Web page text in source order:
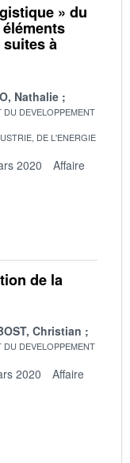
» du
suites à
Nathalie
DEVELOPPEMENT
DE L'ENERGIE
2020
Affaire
de la
Christian
DEVELOPPEMENT
2020
Affaire